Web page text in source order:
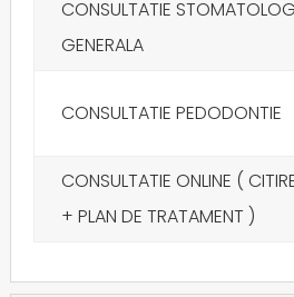
CONSULTATIE
GENERALA
CONSULTATIE PEDODONTIE
CONSULTATIE ONLINE (
+ PLAN DE TRATAMENT )